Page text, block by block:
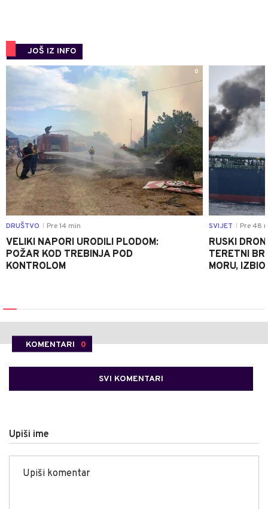
JOŠ IZ INFO
0
DRUŠTVO Pre 14 min
VELIKI NAPORI URODILI PLODOM:
POŽAR KOD TREBINJA POD
KONTROLOM
SVIJET Pre 48
RUSKI
TERETNI
MORU,
KOMENTARI 0
SVI KOMENTARI
Upiši ime